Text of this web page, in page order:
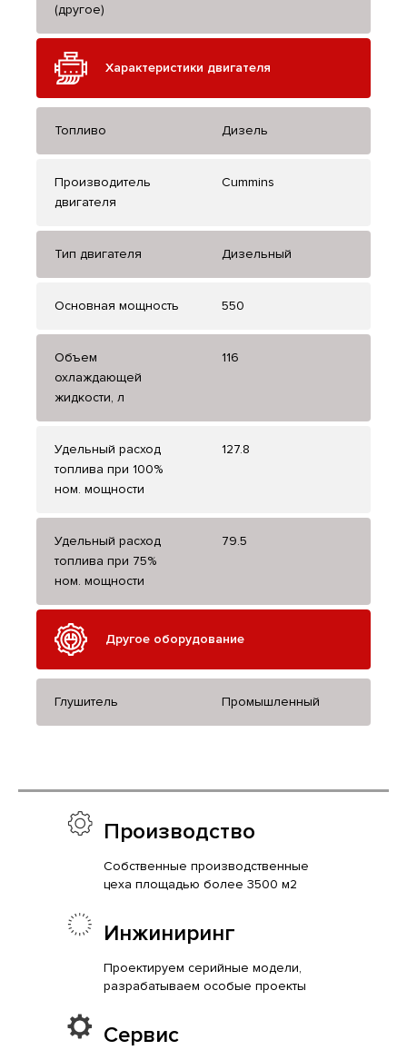
(другое)
Характеристики двигателя
Топливо Дизель
Производитель
двигателя
Cummins
Тип двигателя Дизельный
Основная мощность 550
Объем
охлаждающей
жидкости, л
116
Удельный расход
топлива при 100%
ном. мощности
127.8
Удельный расход
топлива при 75%
ном. мощности
79.5
Другое оборудование
Глушитель Промышленный
Производство
Собственные производственные
цеха площадью более 3500 м2
Инжиниринг
Проектируем серийные модели,
разрабатываем особые проекты
Сервис